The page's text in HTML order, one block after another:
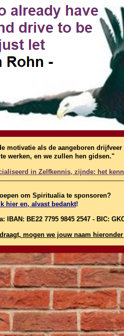
motivatie als de aangeboren drijfveer
werken, en we zullen hen gidsen."
in Zelfkennis, zijnde: het
om Spiritualia te sponsoren?
hier en, alvast bedankt!
IBAN: BE22 7795 9845 2547 - BIC:
mogen we jouw naam